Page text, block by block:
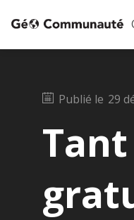
Publié le 29